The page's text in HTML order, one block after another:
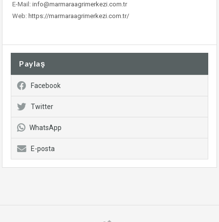
E-Mail: info@marmaraagrimerkezi.com.tr
Web: https://marmaraagrimerkezi.com.tr/
Paylaş
Facebook
Twitter
WhatsApp
E-posta